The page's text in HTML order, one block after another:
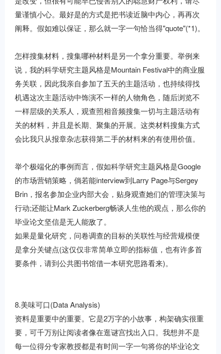
量谨慎小心。最好是的方式是把书读近脑中内心，再再次
阐释。假如难以保证，那么就一字一句恰当得"quote"(*1)。
怎样搜集材料，搜集哪种材料是另一个拿分重要。举例来
说，我的科学研究主题风格是Mountain Festival中的商业服
务关联，因此我亲自参加了五天的主题活动，也持续得找
机遇这次主题活动中饰演不一样的人物角色，随后浏览不
一样层级的关系人，观查照相音频搜集一切与主题活动有
关的材料，并且是长期、聚集的开展。这类材料搜集方式
会比我只从报章杂志获得第二手的材料来的有使用价值。
举个极端化的事例而言，假如科学研究主题风格是Google
的市场营销策略，倘若能interview到Larry Page与Sergey
Brin，报名参加企业内部大会，贴身观查她们的管理决策与
行动;还能让Mark Zuckerberg畅谈人生他的观点，那么你的
毕业论文坚信是无人能敌了。
如果是量化研究，问卷调查的目标的关联性与经营规模便
是拿分关键点(这仅仅非常简单立即的指标值，也有许多首
要条件，请到公共图书馆借一本研究思路看来)。
8.美味可口(Data Analysis)
资料是重要中的重要。它是2万字的小故事，构架确实很重
要，可千万别让阅读者像在逛谜宫找出入口。我想并不是
每一位得分专家教授都是有时间一字一句将你的毕业论文